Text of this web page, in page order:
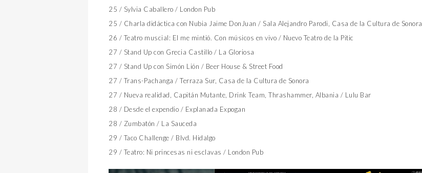
25 / Sylvia Caballero / London Pub
25 / Charla didáctica con Nubia Jaime DonJuan / Sala Alejandro Parodi, Casa de la Cultura de Sonora
26 / Teatro muscial: El me mintió. Con músicos en vivo / Nuevo Teatro de la Pitic
27 / Stand Up con Grecia Castillo / La Gloriosa
27 / Stand Up con Simón Lión / Beer House & Street Food
27 / Trans-Pachanga / Terraza Sur, Casa de la Cultura de Sonora
27 / Nueva realidad, Capitán Mutante, Drink Team, Thrashammer, Albania / Lulu Bar
28 / Desde el expendio / Explanada Expogan
28 / Zumbatón / La Sauceda
29 / Taco Challenge / Blvd. Hidalgo
29 / Teatro: Ni princesas ni esclavas / London Pub